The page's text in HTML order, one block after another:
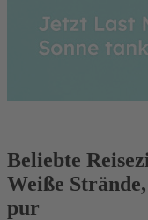
Beliebte
Weiße
pur